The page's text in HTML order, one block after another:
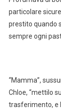
particolare
prestito quando
sempre ogni
“Mamma”,
Chloe, “mettilo
trasferimento, e